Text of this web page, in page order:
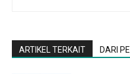
ARTIKEL TERKAIT DARI